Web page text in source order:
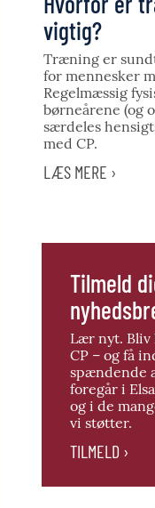
vigtig?
Træning er
for mennesker
Regelmæssig
børneårene (og
særdeles
med CP.
LÆS MERE ›
Tilmeld
Lær nyt. Bliv
CP – og få
spændende
foregår i
og i de
vi støtter.
TILMELD ›